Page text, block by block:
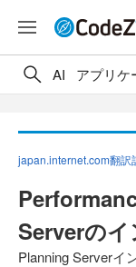
AI アプリケ
japan.internet.com翻訳
Serverの
Planning Serverイ